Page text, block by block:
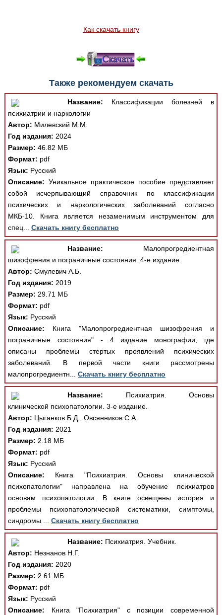
Как скачать книгу
Также рекомендуем скачать
Название: Классификации болезней в
психиатрии и наркологии
Автор: Милевский М.М.
Год издания: 2024
Размер: 46.82 МБ
Формат: pdf
Язык: Русский
Описание: Уникальное практическое пособие представляет
собой исчерпывающий справочник по классификации
психических и наркологических заболеваний согласно
МКБ-10. Книга является незаменимым инструментом для
спец... Скачать книгу бесплатно
Название: Малопрогредиентная
шизофрения и пограничные состояния. 4-е издание.
Автор: Смулевич А.Б.
Год издания: 2019
Размер: 29.71 МБ
Формат: pdf
Язык: Русский
Описание: Книга "Малопрогредиентная шизофрения и
пограничные состояния" - 4 издание монографии, где
описаны проблемы стертых проявлений психических
заболеваний. В первой части книги рассмотрены
малопрогредиентн... Скачать книгу бесплатно
Название: Психиатрия. Основы
клинической психопатологии. 3-е издание.
Автор: Цыганков Б.Д., Овсянников С.А.
Год издания: 2021
Размер: 2.18 МБ
Формат: pdf
Язык: Русский
Описание: Книга "Психиатрия. Основы клинической
психопатологии" направлена на обучение психиатров
основам психопатологии. В книге освещены история и
проблемы психопатологической систематики, симптомы,
синдромы ... Скачать книгу бесплатно
Название: Психиатрия. Учебник.
Автор: Незнанов Н.Г.
Год издания: 2020
Размер: 2.61 МБ
Формат: pdf
Язык: Русский
Описание: Книга "Психиатрия" с позиции современной